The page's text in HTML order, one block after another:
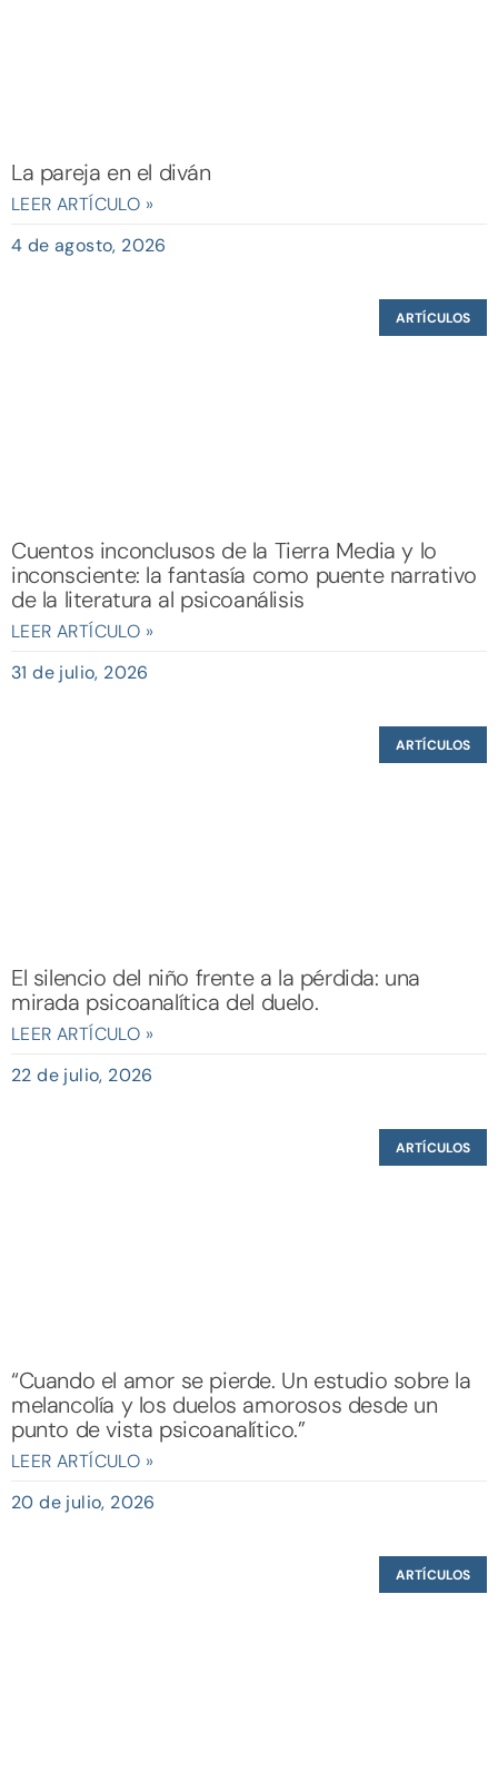
La pareja en el diván
LEER ARTÍCULO »
4 de agosto, 2026
ARTÍCULOS
Cuentos inconclusos de la Tierra Media y lo
inconsciente: la fantasía como puente narrativo
de la literatura al psicoanálisis
LEER ARTÍCULO »
31 de julio, 2026
ARTÍCULOS
El silencio del niño frente a la pérdida: una
mirada psicoanalítica del duelo.
LEER ARTÍCULO »
22 de julio, 2026
ARTÍCULOS
“Cuando el amor se pierde. Un estudio sobre la
melancolía y los duelos amorosos desde un
punto de vista psicoanalítico.”
LEER ARTÍCULO »
20 de julio, 2026
ARTÍCULOS